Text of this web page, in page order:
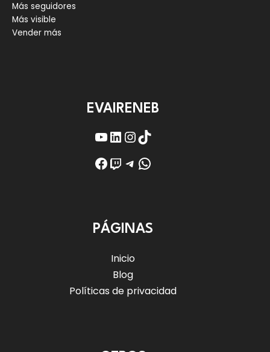
Más seguidores
Más visible
Vender más
EVAIRENEB
YouTube
LinkedIn
Instagram
TikTok
Facebook
Twitch
Telegram
WhatsApp
PÁGINAS
Inicio
Blog
Políticas de privacidad